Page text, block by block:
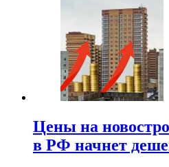
Цены на
в РФ начнет